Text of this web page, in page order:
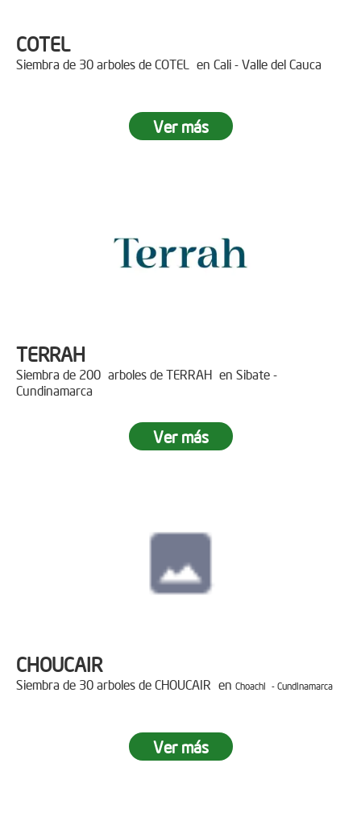
COTEL
Siembra de 30 arboles de COTEL en Cali - Valle del Cauca
Ver más
TERRAH
Siembra de 200 arboles de TERRAH en Sibate -
Cundinamarca
Ver más
CHOUCAIR
Siembra de 30 arboles de CHOUCAIR en Choachi - Cundinamarca
Ver más